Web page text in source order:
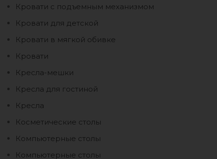
Кровати с подъемным механизмом
Кровати для детской
Кровати в мягкой обивке
Кровати
Кресла-мешки
Кресла для гостиной
Кресла
Косметические столы
Компьютерные столы
Компьютерные столы